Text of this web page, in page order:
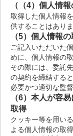
（（4）個人情
取得した個人情報
供することはありま
（5）個人情報
ご記入いただいた
めに、個人情報の
その際には、委託
の契約を締結する
必要かつ適切な監
（6）本人が容
取得
クッキー等を用い
よる個人情報の取